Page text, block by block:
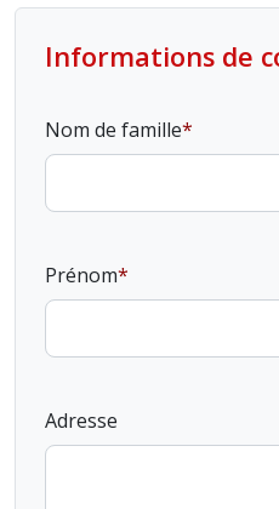
Informations de
Nom de famille
Prénom
Adresse